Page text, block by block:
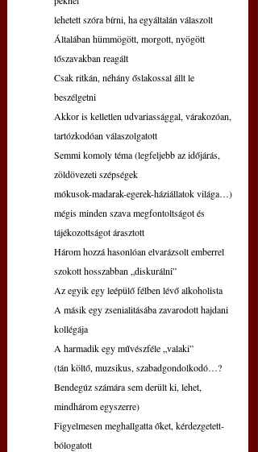
lehetett szóra bírni, ha egyáltalán válaszolt
Általában hümmögött, morgott, nyögött
tőszavakban reagált
Csak ritkán, néhány őslakossal állt le
beszélgetni
Akkor is kelletlen udvariassággal, várakozóan,
tartózkodóan válaszolgatott
Semmi komoly téma (legfeljebb az időjárás,
zöldövezeti szépségek
mókusok-madarak-egerek-háziállatok világa…)
mégis minden szava megfontoltságot és
tájékozottságot árasztott
Három hozzá hasonlóan elvarázsolt emberrel
szokott hosszabban „diskurálni”
Az egyik egy leépülő félben lévő alkoholista
A másik egy zsenialitásába zavarodott hajdani
kollégája
A harmadik egy művészféle „valaki”
(tán költő, muzsikus, szabadgondolkodó…?
Bendegúz számára sem derült ki, lehet,
mindhárom egyszerre)
Figyelmesen meghallgatta őket, kérdezgetett-
bólogatott